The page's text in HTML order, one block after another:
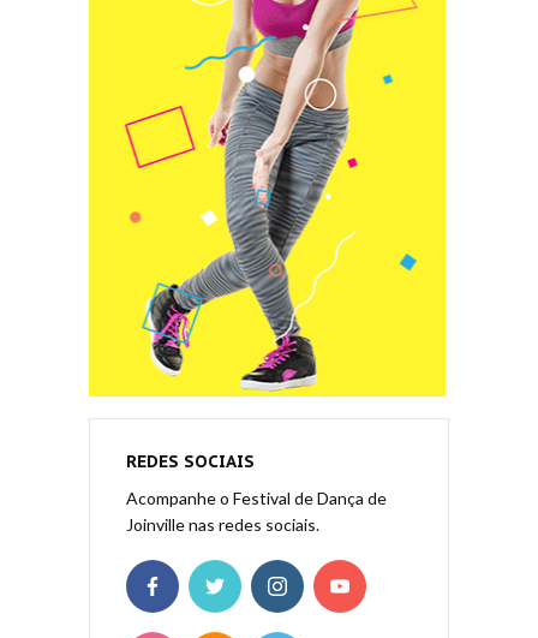
REDES SOCIAIS
Acompanhe o Festival de Dança de
Joinville nas redes sociais.